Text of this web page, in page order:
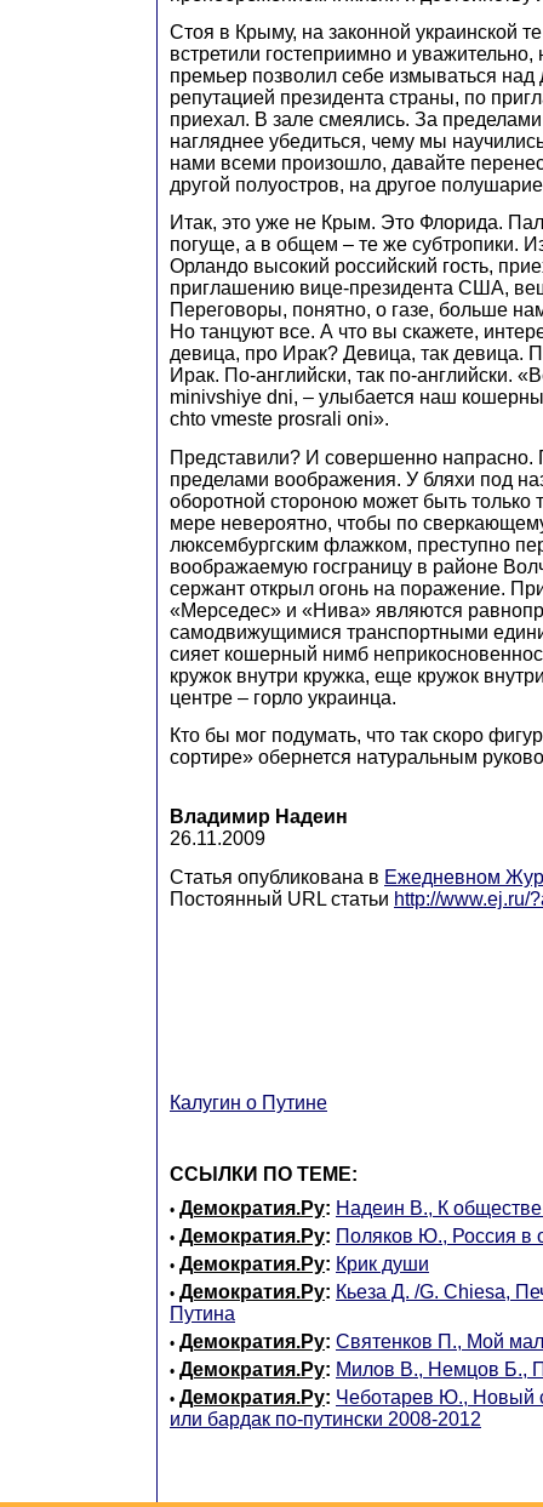
Стоя в Крыму, на законной украинской
встретили гостеприимно и
премьер позволил себе измываться над
репутацией президента страны, по
приехал. В зале смеялись. За
нагляднее убедиться, чему мы
нами всеми произошло, давайте
другой полуостров, на другое
Итак, это уже не Крым. Это Флорида.
погуще, а в общем – те же субтропики.
Орландо высокий российский гость,
приглашению вице-президента США,
Переговоры, понятно, о газе, больше
Но танцуют все. А что вы скажете,
девица, про Ирак? Девица, так девица.
Ирак. По-английски, так по-английски.
minivshiye dni, – улыбается наш
chto vmeste prosrali oni».
Представили? И совершенно напрасно.
пределами воображения. У бляхи под
оборотной стороною может быть только
мере невероятно, чтобы по
люксембургским флажком, преступно
воображаемую госграницу в районе
сержант открыл огонь на поражение.
«Мерседес» и «Нива» являются
самодвижущимися транспортными
сияет кошерный нимб
кружок внутри кружка, еще кружок
центре – горло украинца.
Кто бы мог подумать, что так скоро
сортире» обернется натуральным
Владимир Надеин
26.11.2009
Статья опубликована в Ежедневном
Постоянный URL статьи http://www.ej.ru/
Калугин о Путине
ССЫЛКИ ПО ТЕМЕ:
• Демократия.Ру: Надеин В., К
• Демократия.Ру: Поляков Ю., Россия в
• Демократия.Ру: Крик души
• Демократия.Ру: Кьеза Д. /G. Chiesa,
Путина
• Демократия.Ру: Святенков П., Мой
• Демократия.Ру: Милов В., Немцов Б.,
• Демократия.Ру: Чеботарев Ю., Новый
или бардак по-путински 2008-2012